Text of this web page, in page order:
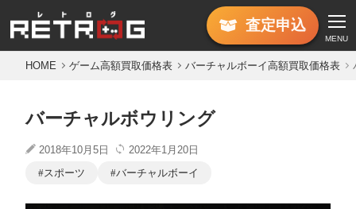
査定申込
MENU
HOME ゲーム高額買取価格表 バーチャルボーイ高額買取価格表
バーチャルボウリング
2018年10月5日
2022年1月20日
スポーツ
バーチャルボーイ